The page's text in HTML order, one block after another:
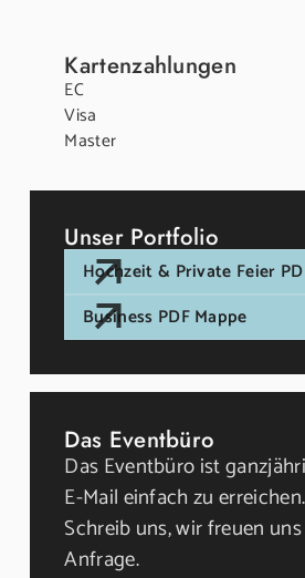
Kartenzahlungen
EC
Visa
Master
Unser Portfolio
Hochzeit & Private Feier
Business PDF Mappe
Das Eventbüro
Das Eventbüro ist
E-Mail einfach zu erreichen.
Schreib uns, wir freuen
Anfrage.